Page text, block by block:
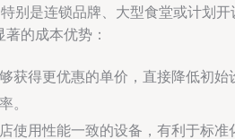
别是连锁品牌、大型食堂或计划开
的成本优势：
获得更优惠的单价，直接降低初始
。
使用性能一致的设备，有利于标准